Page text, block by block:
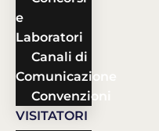
e
Laboratori
Canali di
Comunicazione
Convenzioni
VISITATORI